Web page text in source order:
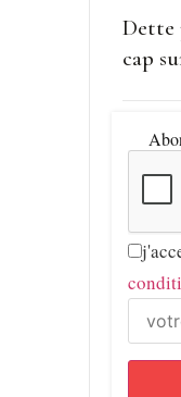
Dette
cap